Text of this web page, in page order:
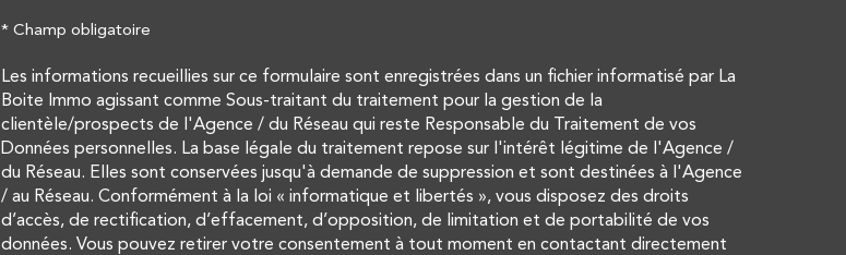
* Champ obligatoire
Les informations recueillies sur ce formulaire sont enregistrées dans un fichier informatisé par La
Boite Immo agissant comme Sous-traitant du traitement pour la gestion de la
clientèle/prospects de l'Agence / du Réseau qui reste Responsable du Traitement de vos
Données personnelles. La base légale du traitement repose sur l'intérêt légitime de l'Agence /
du Réseau. Elles sont conservées jusqu'à demande de suppression et sont destinées à l'Agence
/ au Réseau. Conformément à la loi « informatique et libertés », vous disposez des droits
d’accès, de rectification, d’effacement, d’opposition, de limitation et de portabilité de vos
données. Vous pouvez retirer votre consentement à tout moment en contactant directement